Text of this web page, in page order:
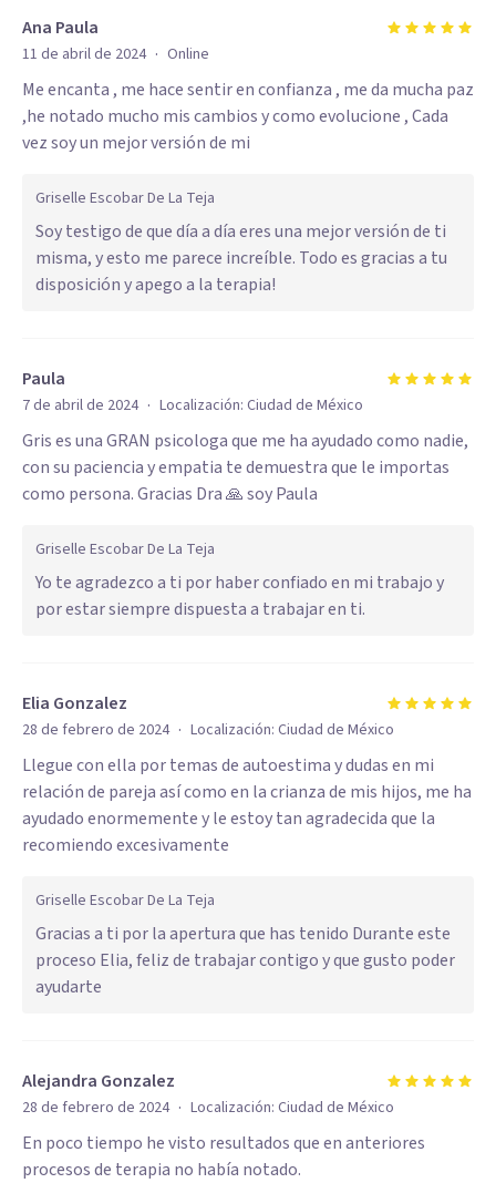
Ana Paula
11 de abril de 2024 · Online
Me encanta , me hace sentir en confianza , me da mucha paz
,he notado mucho mis cambios y como evolucione , Cada
vez soy un mejor versión de mi
Griselle Escobar De La Teja
Soy testigo de que día a día eres una mejor versión de ti
misma, y esto me parece increíble. Todo es gracias a tu
disposición y apego a la terapia!
Paula
7 de abril de 2024 · Localización: Ciudad de México
Gris es una GRAN psicologa que me ha ayudado como nadie,
con su paciencia y empatia te demuestra que le importas
como persona. Gracias Dra 🙏 soy Paula
Griselle Escobar De La Teja
Yo te agradezco a ti por haber confiado en mi trabajo y
por estar siempre dispuesta a trabajar en ti.
Elia Gonzalez
28 de febrero de 2024 · Localización: Ciudad de México
Llegue con ella por temas de autoestima y dudas en mi
relación de pareja así como en la crianza de mis hijos, me ha
ayudado enormemente y le estoy tan agradecida que la
recomiendo excesivamente
Griselle Escobar De La Teja
Gracias a ti por la apertura que has tenido Durante este
proceso Elia, feliz de trabajar contigo y que gusto poder
ayudarte
Alejandra Gonzalez
28 de febrero de 2024 · Localización: Ciudad de México
En poco tiempo he visto resultados que en anteriores
procesos de terapia no había notado.